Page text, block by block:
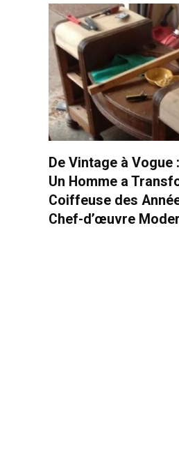
De Vintage à Vogue
Un Homme a
Coiffeuse des
Chef-d’œuvre